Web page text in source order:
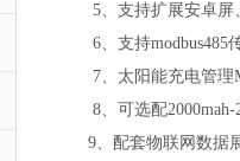
5、支持扩展安卓屏
6、支持modbus485
7、太阳能充电管理
8、可选配2000mah-
9、配套物联网数据